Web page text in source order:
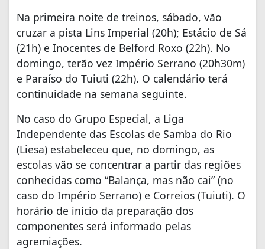
Na primeira noite de treinos, sábado, vão
cruzar a pista Lins Imperial (20h); Estácio de Sá
(21h) e Inocentes de Belford Roxo (22h). No
domingo, terão vez Império Serrano (20h30m)
e Paraíso do Tuiuti (22h). O calendário terá
continuidade na semana seguinte.
No caso do Grupo Especial, a Liga
Independente das Escolas de Samba do Rio
(Liesa) estabeleceu que, no domingo, as
escolas vão se concentrar a partir das regiões
conhecidas como “Balança, mas não cai” (no
caso do Império Serrano) e Correios (Tuiuti). O
horário de início da preparação dos
componentes será informado pelas
agremiações.